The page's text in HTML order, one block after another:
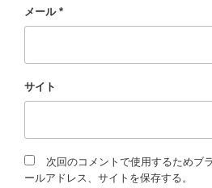
メール *
サイト
次回のコメントで使用するためブ
ールアドレス、サイトを保存する。